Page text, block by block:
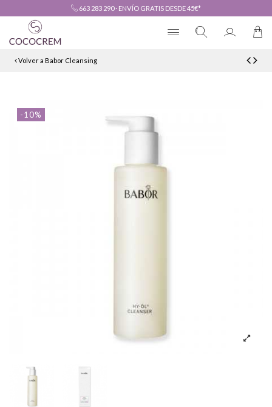
663 283 290· ENVÍO GRATIS DESDE 45€*
Volver a Babor Cleansing
-10%